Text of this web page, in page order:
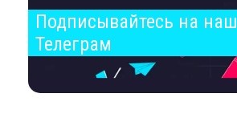
Подписывайтесь на наш
Телеграм